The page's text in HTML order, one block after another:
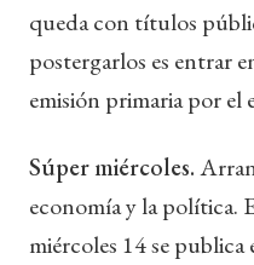
queda con títulos
postergarlos es entrar
emisión primaria por el
Súper miércoles.
economía y la política.
miércoles 14 se